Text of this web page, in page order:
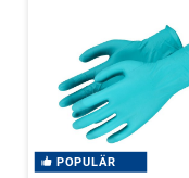
POPULÄR